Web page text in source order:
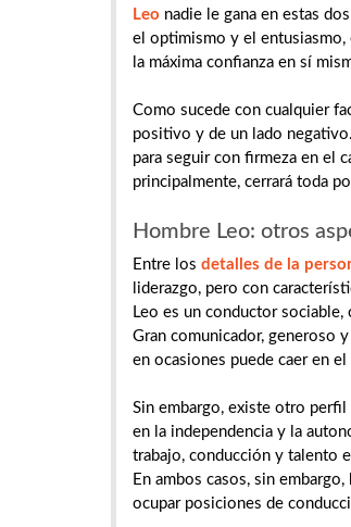
Leo nadie le gana en estas
el optimismo y el entusiasmo,
la máxima confianza en sí
Como sucede con cualquier
positivo y de un lado
para seguir con firmeza en el
principalmente, cerrará toda
Hombre Leo: otros
Entre los detalles de la
liderazgo, pero con
Leo es un conductor
Gran comunicador, generoso
en ocasiones puede caer en
Sin embargo, existe otro perfil
en la independencia y la
trabajo, conducción y talento
En ambos casos, sin
ocupar posiciones de